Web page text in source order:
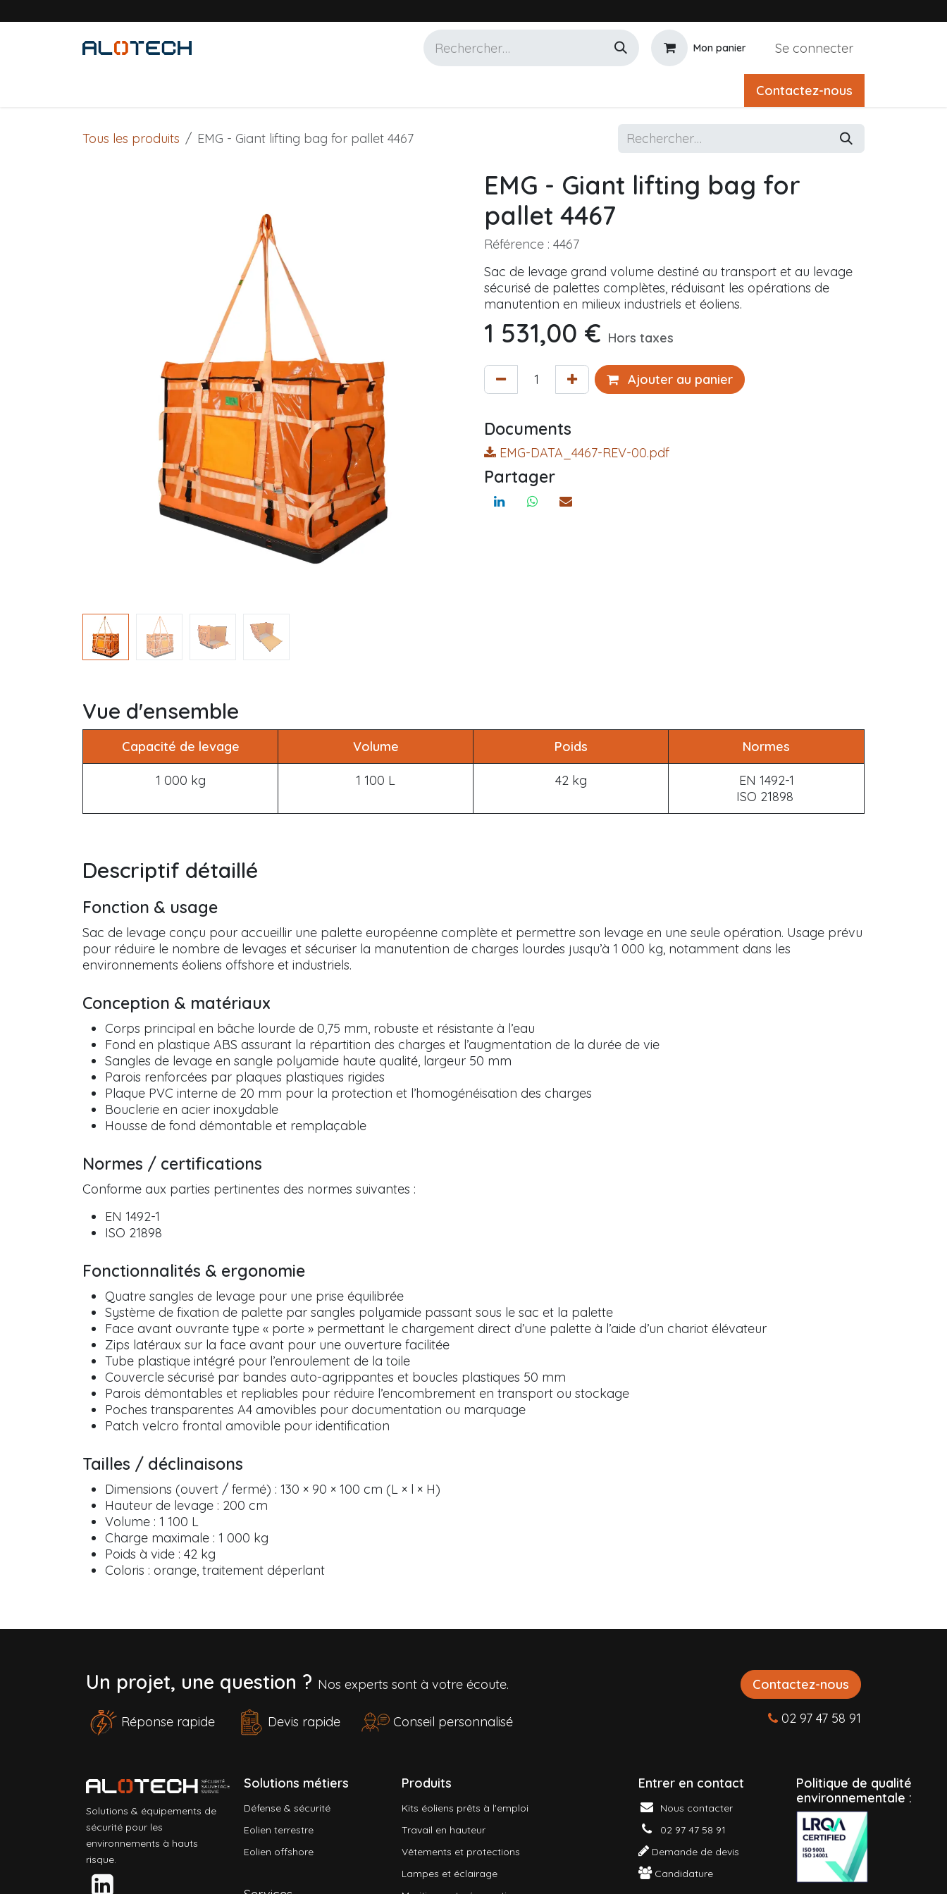
Mon panier Se connecter
Contactez-nous
Tous les produits EMG - Giant lifting bag for pallet 4467
EMG - Giant lifting bag for
pallet 4467
Référence : 4467
Sac de levage grand volume destiné au transport et au levage
sécurisé de palettes complètes, réduisant les opérations de
manutention en milieux industriels et éoliens.
1 531,00 € Hors taxes
Ajouter au panier
Documents
EMG-DATA_4467-REV-00.pdf
Partager
Vue d'ensemble
Capacité de levage Volume Poids Normes
1 000 kg 1 100 L 42 kg
EN 1492-1
ISO 21898
Descriptif détaillé
Fonction & usage
Sac de levage conçu pour accueillir une palette européenne complète et permettre son levage en une seule opération. Usage prévu
pour réduire le nombre de levages et sécuriser la manutention de charges lourdes jusqu’à 1 000 kg, notamment dans les
environnements éoliens offshore et industriels.
Conception & matériaux
Corps principal en bâche lourde de 0,75 mm, robuste et résistante à l’eau
Fond en plastique ABS assurant la répartition des charges et l’augmentation de la durée de vie
Sangles de levage en sangle polyamide haute qualité, largeur 50 mm
Parois renforcées par plaques plastiques rigides
Plaque PVC interne de 20 mm pour la protection et l’homogénéisation des charges
Bouclerie en acier inoxydable
Housse de fond démontable et remplaçable
Normes / certifications
Conforme aux parties pertinentes des normes suivantes :
EN 1492-1
ISO 21898
Fonctionnalités & ergonomie
Quatre sangles de levage pour une prise équilibrée
Système de fixation de palette par sangles polyamide passant sous le sac et la palette
Face avant ouvrante type « porte » permettant le chargement direct d’une palette à l’aide d’un chariot élévateur
Zips latéraux sur la face avant pour une ouverture facilitée
Tube plastique intégré pour l’enroulement de la toile
Couvercle sécurisé par bandes auto-agrippantes et boucles plastiques 50 mm
Parois démontables et repliables pour réduire l’encombrement en transport ou stockage
Poches transparentes A4 amovibles pour documentation ou marquage
Patch velcro frontal amovible pour identification
Tailles / déclinaisons
Dimensions (ouvert / fermé) : 130 × 90 × 100 cm (L × l × H)
Hauteur de levage : 200 cm
Volume : 1 100 L
Charge maximale : 1 000 kg
Poids à vide : 42 kg
Coloris : orange, traitement déperlant
Un projet, une question ? Nos experts sont à votre écoute.
Réponse rapide Devis rapide Conseil personnalisé
Contactez-nous
02 97 47 58 91
Solutions & équipements de
sécurité pour les
environnements à hauts
risque.
Solutions métiers
Défense & sécurité
Eolien terrestre
Eolien offshore
Produits
Kits éoliens prêts à l'emploi
Travail en hauteur
Vêtements et protections
Lampes et éclairage
Entrer en contact
Nous contacter
02 97 47 58 91
Demande de devis
Candidature
Politique de qualité
environnementale :